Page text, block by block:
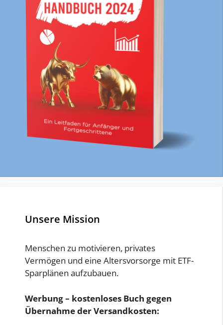
Unsere Mission
Menschen zu motivieren, privates
Vermögen und eine Altersvorsorge mit ETF-
Sparplänen aufzubauen.
Werbung – kostenloses Buch gegen
Übernahme der Versandkosten: